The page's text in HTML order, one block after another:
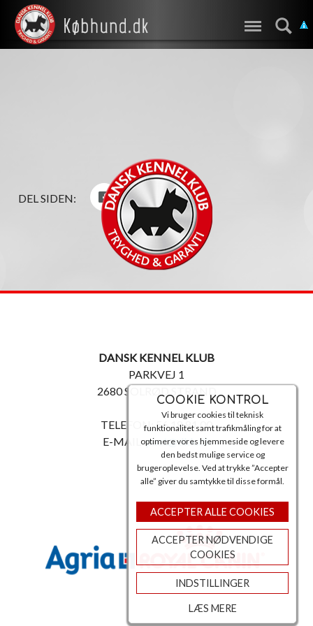
COOKIE KONTROL
Vi bruger cookies til teknisk
funktionalitet samt trafikmåling for at
optimere vores hjemmeside og levere
den bedst mulige service og
brugeroplevelse. Ved at trykke ”Accepter
alle” giver du samtykke til disse formål.
ACCEPTER ALLE COOKIES
ACCEPTER NØDVENDIGE
COOKIES
INDSTILLINGER
LÆS MERE
DEL SIDEN:
DANSK KENNEL KLUB
PARKVEJ 1
2680 SOLRØD STRAND
TELEFON: 56 18 81 00
E-MAIL:post@dkk.dk